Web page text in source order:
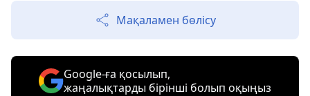
Мақаламен бөлісу
Google-ға қосылып,
жаңалықтарды бірінші болып оқыңыз